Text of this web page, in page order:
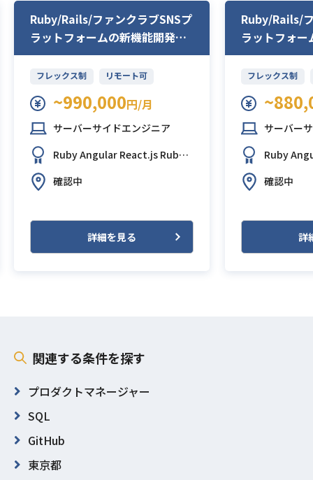
Ruby/Rails/ファンクラブSNSプ
ラットフォームの新機能開発支
援
フレックス制 リモート可
~990,000円/月
サーバーサイドエンジニア
RubyAngular React.js Ruby o
eb Services)
確認中
詳細を見る
Ruby/Rails/
ラットフォ
務
フレックス制
サーバー
Ruby
eb
確認中
詳
関連する条件を探す
プロダクトマネージャー
SQL
GitHub
東京都